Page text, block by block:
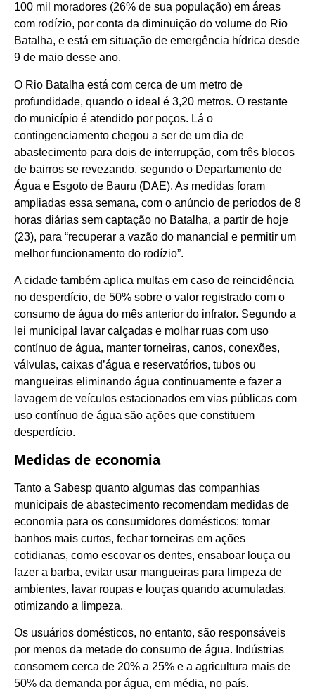
100 mil moradores (26% de sua população) em áreas
com rodízio, por conta da diminuição do volume do Rio
Batalha, e está em situação de emergência hídrica desde
9 de maio desse ano.
O Rio Batalha está com cerca de um metro de
profundidade, quando o ideal é 3,20 metros. O restante
do município é atendido por poços. Lá o
contingenciamento chegou a ser de um dia de
abastecimento para dois de interrupção, com três blocos
de bairros se revezando, segundo o Departamento de
Água e Esgoto de Bauru (DAE). As medidas foram
ampliadas essa semana, com o anúncio de períodos de 8
horas diárias sem captação no Batalha, a partir de hoje
(23), para “recuperar a vazão do manancial e permitir um
melhor funcionamento do rodízio”.
A cidade também aplica multas em caso de reincidência
no desperdício, de 50% sobre o valor registrado com o
consumo de água do mês anterior do infrator. Segundo a
lei municipal lavar calçadas e molhar ruas com uso
contínuo de água, manter torneiras, canos, conexões,
válvulas, caixas d’água e reservatórios, tubos ou
mangueiras eliminando água continuamente e fazer a
lavagem de veículos estacionados em vias públicas com
uso contínuo de água são ações que constituem
desperdício.
Medidas de economia
Tanto a Sabesp quanto algumas das companhias
municipais de abastecimento recomendam medidas de
economia para os consumidores domésticos: tomar
banhos mais curtos, fechar torneiras em ações
cotidianas, como escovar os dentes, ensaboar louça ou
fazer a barba, evitar usar mangueiras para limpeza de
ambientes, lavar roupas e louças quando acumuladas,
otimizando a limpeza.
Os usuários domésticos, no entanto, são responsáveis
por menos da metade do consumo de água. Indústrias
consomem cerca de 20% a 25% e a agricultura mais de
50% da demanda por água, em média, no país.